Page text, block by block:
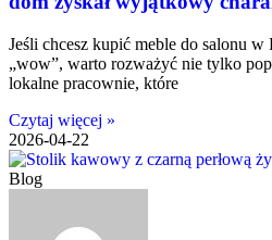
Jeśli chcesz kupić meble do salonu
„wow”, warto rozważyć nie tylko
lokalne pracownie, które
Czytaj więcej »
2026-04-22
Blog